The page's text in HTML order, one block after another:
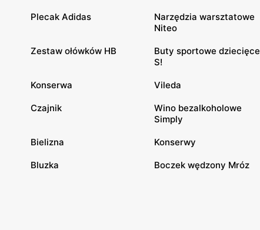
Plecak Adidas
Narzędzia warsztatowe
Niteo
Zestaw ołówków HB
Buty sportowe dziecięce
S!
Konserwa Vileda
Czajnik
Wino bezalkoholowe
Simply
Bielizna Konserwy
Bluzka Boczek wędzony Mróz